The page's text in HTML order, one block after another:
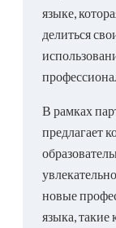
языке,
делиться
В рамках
предлагает
новые
языка, такие